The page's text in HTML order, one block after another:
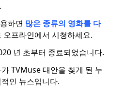
하면 많은 종류의 영화를 다
오프라인에서 시청하세요.
년 초부터 종료되었습니다.
TVMuse 대안을 찾게 된 누
인 뉴스입니다.